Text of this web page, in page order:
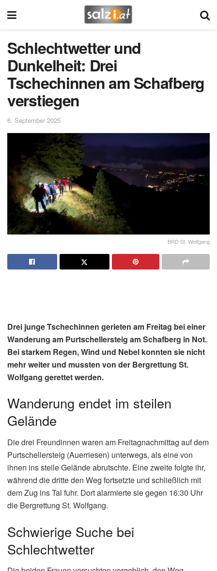
Schlechtwetter und
Dunkelheit: Drei
Tschechinnen am Schafberg
verstiegen
6. September 2025
BRD St. Wolfgang
Drei junge Tschechinnen gerieten am Freitag bei einer
Wanderung am Purtschellersteig am Schafberg in Not.
Bei starkem Regen, Wind und Nebel konnten sie nicht
mehr weiter und mussten von der Bergrettung St.
Wolfgang gerettet werden.
Wanderung endet im steilen
Gelände
Die drei Freundinnen waren am Freitagnachmittag auf dem
Purtschellersteig (Auerriesen) unterwegs, als eine von
ihnen ins steile Gelände abrutschte. Eine zweite folgte ihr,
während die dritte den Weg fortsetzte und schließlich mit
dem Zug ins Tal fuhr. Dort alarmierte sie gegen 16:30 Uhr
die Bergrettung St. Wolfgang.
Schwierige Suche bei
Schlechtwetter